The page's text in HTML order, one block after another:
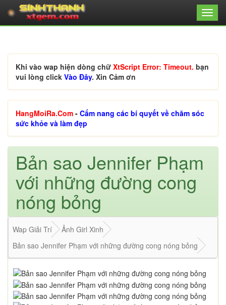
Khi vào wap hiện dòng chữ XtScript Error: Timeout. bạn
vui lòng click Vào Đây. Xin Cảm ơn
HangMoiRa.Com - Cẩm nang các bí quyết về chăm sóc
sức khỏe và làm đẹp
Bản sao Jennifer Phạm
với những đường cong
nóng bỏng
Wap Giải Trí
Ảnh Girl Xinh
Bản sao Jennifer Phạm với những đường cong nóng bỏng